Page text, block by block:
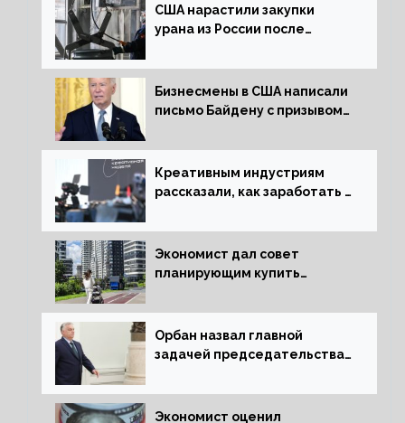
США нарастили закупки
урана из России после
Бизнесмены в США написали
письмо Байдену с призывом
Креативным индустриям
рассказали, как заработать 2
экономики
Экономист дал совет
планирующим купить
Орбан назвал главной
задачей председательства
за мир
Экономист оценил